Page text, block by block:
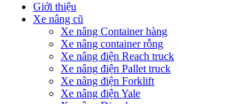
Giới thiệu
Xe nâng cũ
Xe nâng Container hàng
Xe nâng container rỗng
Xe nâng điện Reach truck
Xe nâng điện Pallet truck
Xe nâng điện Forklift
Xe nâng điện Yale